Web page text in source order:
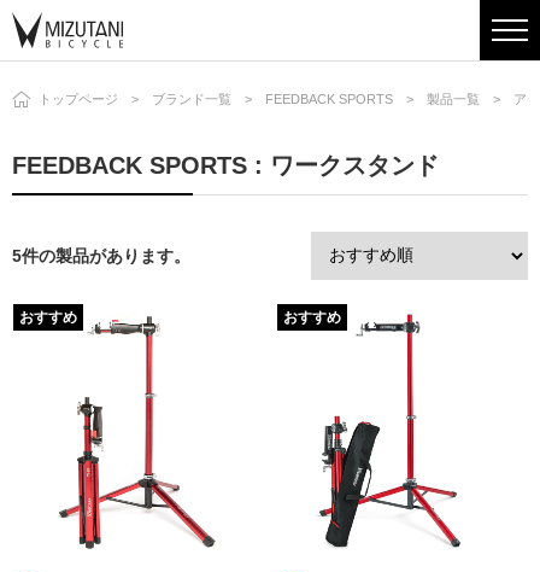
トップページ ブランド一覧 FEEDBACK SPORTS 製品一覧 ア
FEEDBACK SPORTS : ワークスタンド
5件の製品があります。
おすすめ おすすめ